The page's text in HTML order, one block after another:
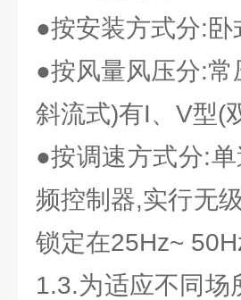
●按安装方式分:
●按风量风压分:
斜流式)有I、V型(
●按调速方式分:
频控制器,实行无
锁定在25Hz~
1.3.为适应不同场